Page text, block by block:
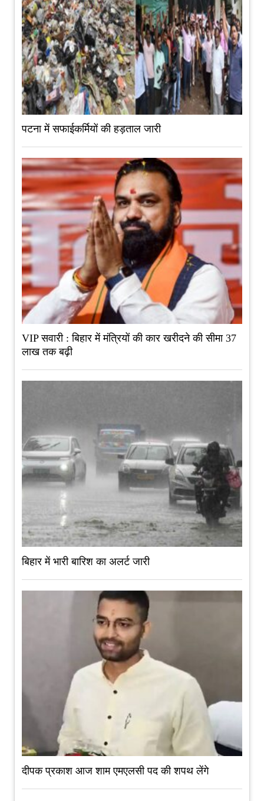
पटना में सफाईकर्मियों की हड़ताल जारी
VIP सवारी : बिहार में मंत्रियों की कार खरीदने की सीमा 37
लाख तक बढ़ी
बिहार में भारी बारिश का अलर्ट जारी
दीपक प्रकाश आज शाम एमएलसी पद की शपथ लेंगे